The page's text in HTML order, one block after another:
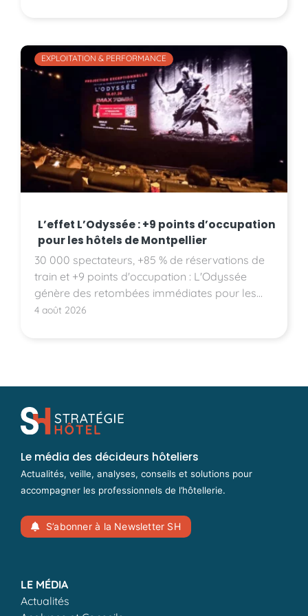
EXPLOITATION & PERFORMANCE
L’effet L’Odyssée : +9 points d’occupation
pour les hôtels de Montpellier
30 000 spectateurs, +85 % de réservations de
train et +9 points d'occupation : L'Odyssée
génère des retombées immédiates pour les
hôtels montpelliérains.
4 août 2026
Le média des décideurs hôteliers
Actualités, veille, analyses, conseils et solutions pour
accompagner les professionnels de l’hôtellerie.
S’abonner à la Newsletter SH
LE MÉDIA
Actualités